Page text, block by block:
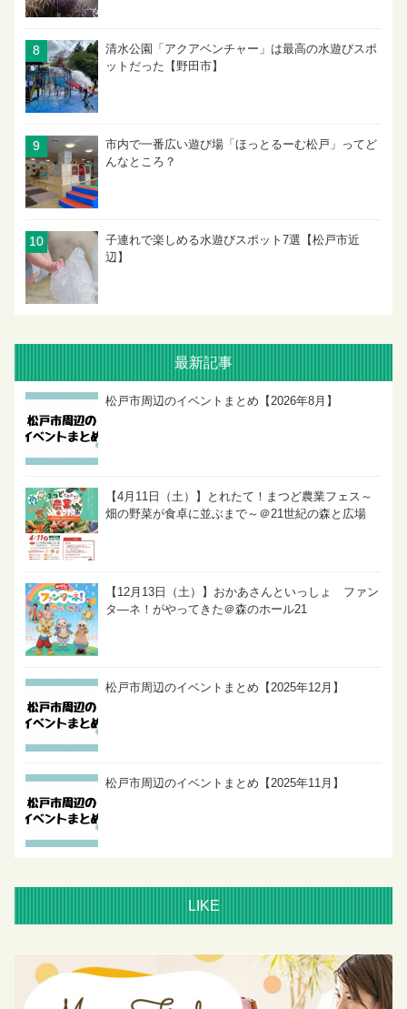
清水公園「アクアベンチャー」は最高の水遊びスポ
ットだった【野田市】
市内で一番広い遊び場「ほっとるーむ松戸」ってど
んなところ？
子連れで楽しめる水遊びスポット7選【松戸市近
辺】
最新記事
松戸市周辺のイベントまとめ【2026年8月】
【4月11日（土）】とれたて！まつど農業フェス～
畑の野菜が食卓に並ぶまで～＠21世紀の森と広場
【12月13日（土）】おかあさんといっしょ ファン
タ―ネ！がやってきた＠森のホール21
松戸市周辺のイベントまとめ【2025年12月】
松戸市周辺のイベントまとめ【2025年11月】
LIKE